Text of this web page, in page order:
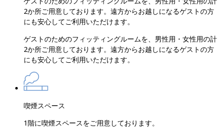
2か所ご用意しております。遠方からお越しになるゲストの方
にも安心してご利用いただけます。
ゲストのためのフィッティングルームを、男性用・女性用の計
2か所ご用意しております。遠方からお越しになるゲストの方
にも安心してご利用いただけます。
喫煙スペース
1階に喫煙スペースをご用意しております。